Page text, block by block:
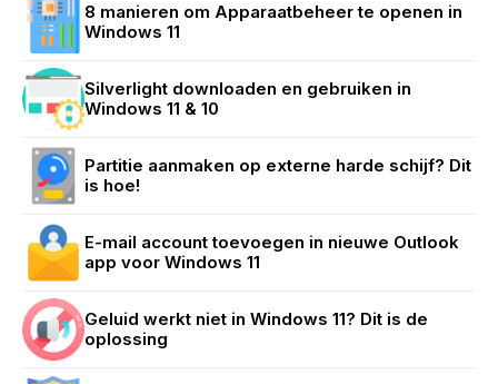
8 manieren om Apparaatbeheer te openen in
Windows 11
Silverlight downloaden en gebruiken in
Windows 11 & 10
Partitie aanmaken op externe harde schijf? Dit
is hoe!
E-mail account toevoegen in nieuwe Outlook
app voor Windows 11
Geluid werkt niet in Windows 11? Dit is de
oplossing